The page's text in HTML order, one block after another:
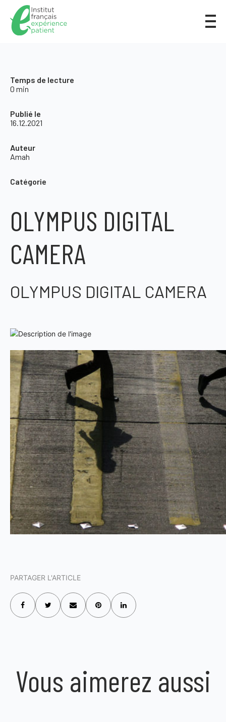
Temps de lecture
0 min
Publié le
16.12.2021
Auteur
Amah
Catégorie
OLYMPUS DIGITAL
CAMERA
OLYMPUS DIGITAL CAMERA
PARTAGER L'ARTICLE
Vous aimerez aussi